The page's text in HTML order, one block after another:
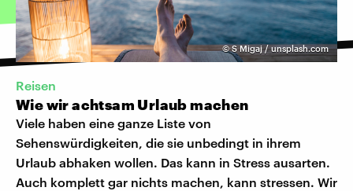
©S Migaj / unsplash.com
Reisen
Wie wir achtsam Urlaub machen
Viele haben eine ganze Liste von
Sehenswürdigkeiten, die sie unbedingt in ihrem
Urlaub abhaken wollen. Das kann in Stress ausarten.
Auch komplett gar nichts machen, kann stressen. Wir